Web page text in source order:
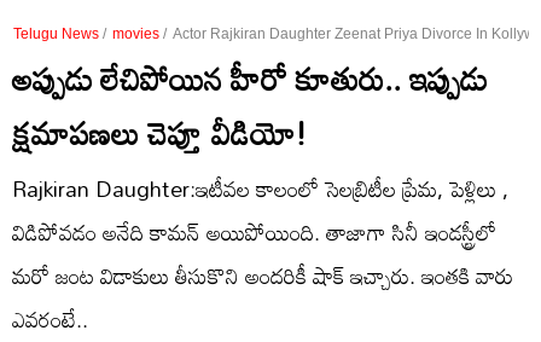
Telugu News / movies / Actor Rajkiran Daughter Zeenat Priya Divorce In
అప్పుడు లేచిపోయిన హీరో కూతురు.. ఇప్పుడు
క్షమాపణలు చెప్తూ వీడియో!
Rajkiran Daughter:ఇటీవల కాలంలో సెలబ్రిటీల ప్రేమ, పెళ్లిలు ,
విడిపోవడం అనేది కామన్ అయిపోయింది. తాజాగా సినీ ఇండస్ట్రీలో
మరో జంట విడాకులు తీసుకొని అందరికీ షాక్ ఇచ్చారు. ఇంతకి వారు
ఎవరంటే..